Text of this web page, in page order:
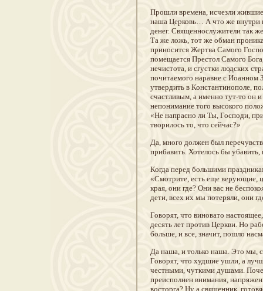
Прошли времена, исчезли
наша Церковь… А что же внутри
денег. Священнослужители так
Та же ложь, тот же обман
приносится Жертва Самого
помещается Престол Самого
нечистота, и сгустки людских
почитаемого наравне с Иоанном
утвердить в Константинополе,
счастливым, а именно тут-то он
непонимание того высокого
«Не напрасно ли Ты, Господи,
творилось то, что сейчас?»
Да, много должен был
прибавить. Хотелось бы убавить,
Когда перед большими
«Смотрите, есть еще верующие,
края, они где? Они вас не
дети, всех их мы потеряли, они
Говорят, что виновато
десять лет против Церкви. Но
больше, и все, значит, пошло
Да наша, и только наша. Это мы,
Говорят, что худшие ушли, а
честными, чуткими душами.
преисполнен внимания,
восторга? Ну а священник,